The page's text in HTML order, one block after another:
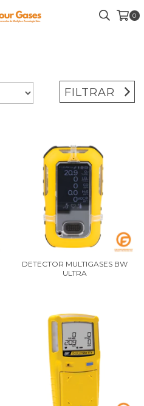
0
FILTRAR
DETECTOR MULTIGASES BW
ULTRA